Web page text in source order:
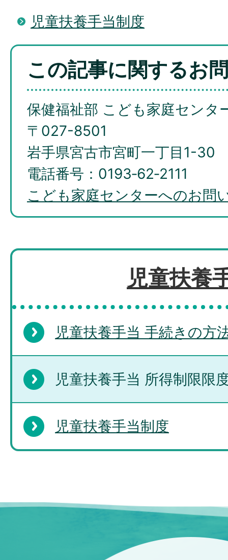
児童扶養手当制度
この記事に関するお
保健福祉部 こども家庭センタ
〒027-8501
岩手県宮古市宮町一丁目1-30
電話番号：0193‐62‐2111
こども家庭センターへのお問
児童扶養
児童扶養手当 手続きの方
児童扶養手当 所得制限限
児童扶養手当制度